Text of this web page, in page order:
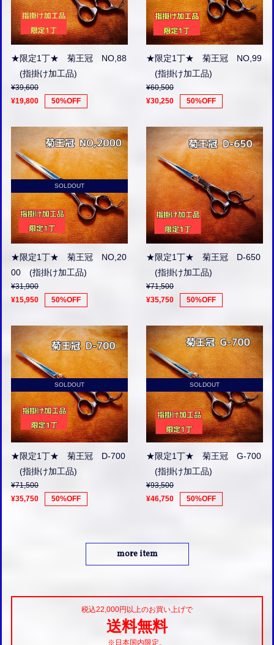
★限定1丁★ 菊王冠 NO,88
(指掛け加工品)
¥39,600
¥19,800
50%OFF
★限定1丁★ 菊王冠 NO,99
(指掛け加工品)
¥60,500
¥30,250
50%OFF
SOLDOUT
★限定1丁★ 菊王冠 NO,20
00 (指掛け加工品)
¥31,900
¥15,950
50%OFF
★限定1丁★ 菊王冠 D-650
(指掛け加工品)
¥71,500
¥35,750
50%OFF
SOLDOUT
★限定1丁★ 菊王冠 D-700
(指掛け加工品)
¥71,500
¥35,750
50%OFF
SOLDOUT
★限定1丁★ 菊王冠 G-700
(指掛け加工品)
¥93,500
¥46,750
50%OFF
more item
税込22,000円以上のお買い上げで
送料無料
※日本国内限定。